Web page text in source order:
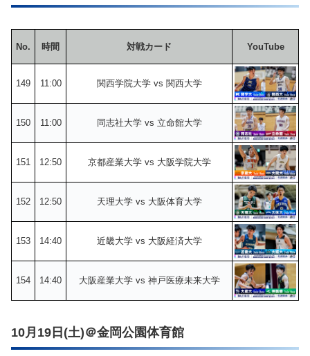
No. 時間 対戦カード YouTube
149 11:00 関西学院大学 vs 関西大学
150 11:00 同志社大学 vs 立命館大学
151 12:50 京都産業大学 vs 大阪学院大学
152 12:50 天理大学 vs 大阪体育大学
153 14:40 近畿大学 vs 大阪経済大学
154 14:40 大阪産業大学 vs 神戸医療未来大学
10月19日(土)＠金岡公園体育館